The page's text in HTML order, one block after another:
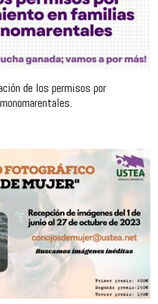
de los permisos por